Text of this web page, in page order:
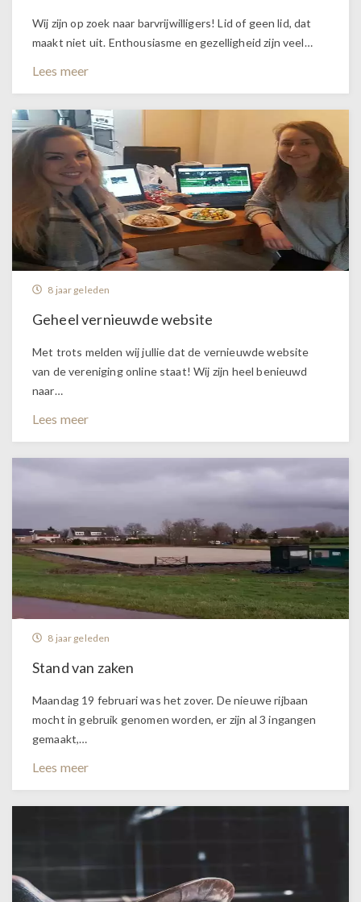
Wij zijn op zoek naar barvrijwilligers! Lid of geen lid, dat
maakt niet uit. Enthousiasme en gezelligheid zijn veel…
Lees meer
8 jaar geleden
Geheel vernieuwde website
Met trots melden wij jullie dat de vernieuwde website
van de vereniging online staat! Wij zijn heel benieuwd
naar…
Lees meer
8 jaar geleden
Stand van zaken
Maandag 19 februari was het zover. De nieuwe rijbaan
mocht in gebruik genomen worden, er zijn al 3 ingangen
gemaakt,…
Lees meer